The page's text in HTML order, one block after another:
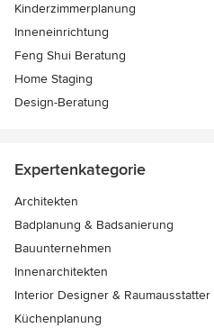
Kinderzimmerplanung
Inneneinrichtung
Feng Shui Beratung
Home Staging
Design-Beratung
Expertenkategorie
Architekten
Badplanung & Badsanierung
Bauunternehmen
Innenarchitekten
Interior Designer & Raumausstatter
Küchenplanung